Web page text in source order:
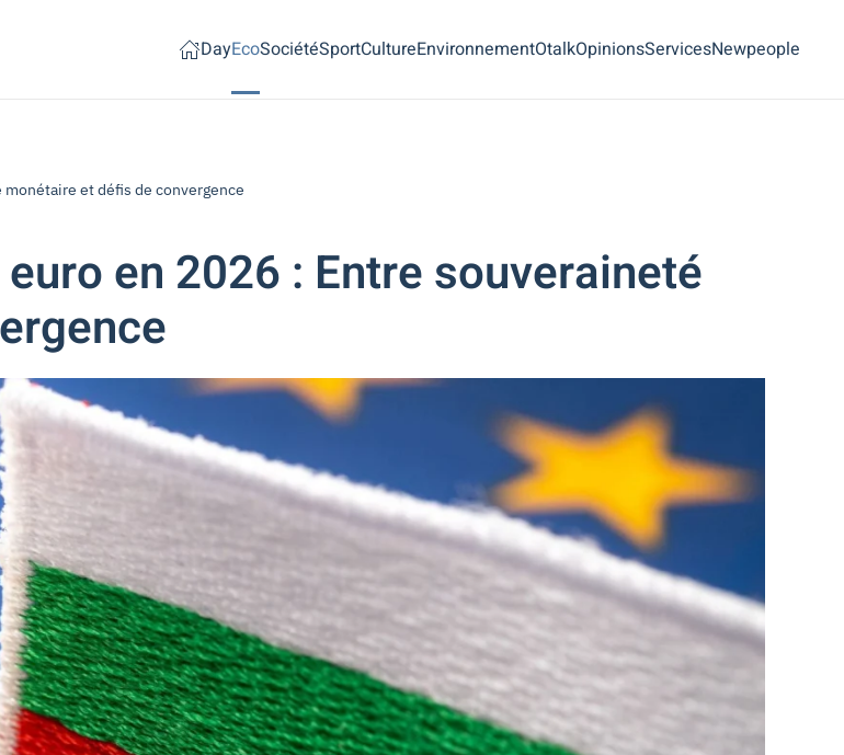
DayEcoSociétéSportCultureEnvironnementOtalkOpinionsServicesNewpeople
et défis de convergence
en 2026 : Entre souveraineté